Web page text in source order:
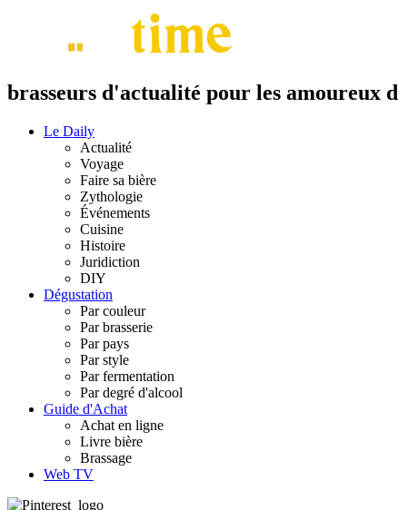
brasseurs d'actualité pour les amoureux
Le Daily
Actualité
Voyage
Faire sa bière
Zythologie
Événements
Cuisine
Histoire
Juridiction
DIY
Dégustation
Par couleur
Par brasserie
Par pays
Par style
Par fermentation
Par degré d'alcool
Guide d'Achat
Achat en ligne
Livre bière
Brassage
Web TV